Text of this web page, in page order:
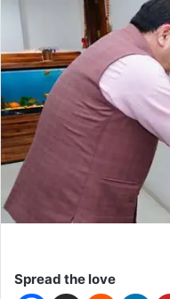
a
n
m
a
i
Spread the love